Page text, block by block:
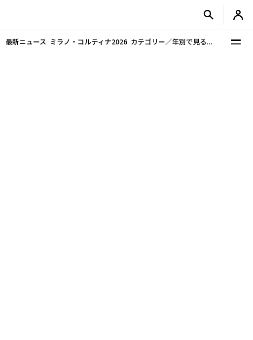
最新ニュース ミラノ・コルティナ2026 カテゴリー／年別で見る...